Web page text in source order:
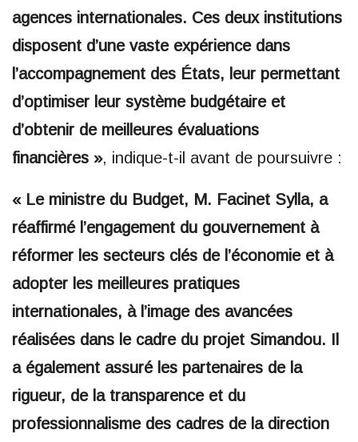
agences internationales. Ces deux institutions
disposent d’une vaste expérience dans
l’accompagnement des États, leur permettant
d’optimiser leur système budgétaire et
d’obtenir de meilleures évaluations
financières », indique-t-il avant de poursuivre :
« Le ministre du Budget, M. Facinet Sylla, a
réaffirmé l’engagement du gouvernement à
réformer les secteurs clés de l’économie et à
adopter les meilleures pratiques
internationales, à l’image des avancées
réalisées dans le cadre du projet Simandou. Il
a également assuré les partenaires de la
rigueur, de la transparence et du
professionnalisme des cadres de la direction